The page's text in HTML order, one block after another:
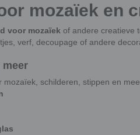
mozaïek en
voor mozaïek of andere creatieve
verf, decoupage of andere
meer
mozaïek, schilderen, stippen en